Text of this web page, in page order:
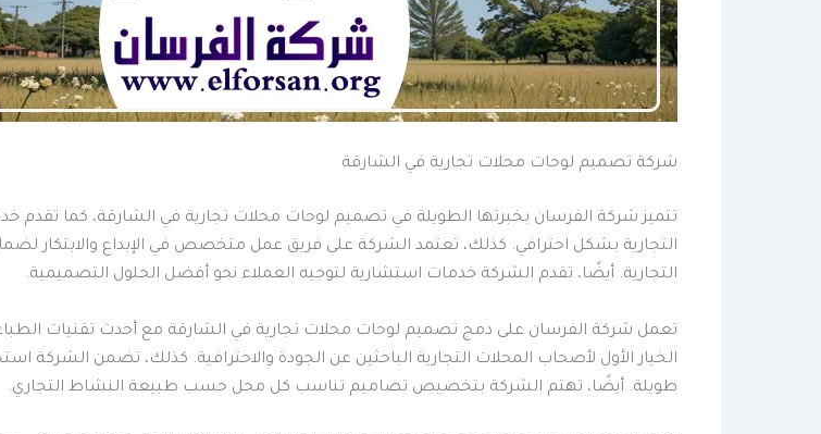
شركة تصميم لوحات محلات تجارية في الشارقة
تتميز شركة الفرسان بخبرتها الطويلة في تصميم لوحات محلات تجارية في الشارقة، كما تقدم
التجارية بشكل احترافي. كذلك، تعتمد الشركة على فريق عمل متخصص في الإبداع والابتكار
التجارية. أيضًا، تقدم الشركة خدمات استشارية لتوجيه العملاء نحو أفضل الحلول التصميمية.
تعمل شركة الفرسان على دمج تصميم لوحات محلات تجارية في الشارقة مع أحدث تقنيات
الخيار الأول لأصحاب المحلات التجارية الباحثين عن الجودة والاحترافية. كذلك، تضمن الشركة
طويلة. أيضًا، تهتم الشركة بتخصيص تصاميم تناسب كل محل حسب طبيعة النشاط التجاري.